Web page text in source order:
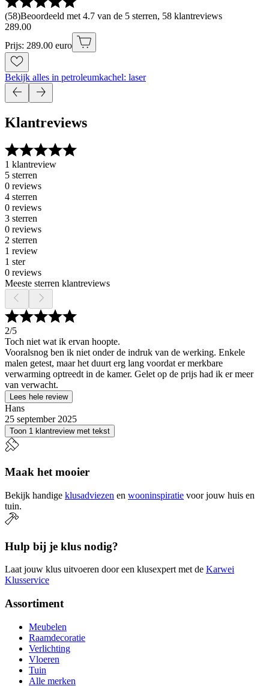
(58)Beoordeeld met 4.7 van de 5 sterren, 58 klantreviews
289.00
Prijs: 289.00 euro
Bekijk alles in petroleumkachel: laser
Klantreviews
1 klantreview
5 sterren
0 reviews
4 sterren
0 reviews
3 sterren
0 reviews
2 sterren
1 review
1 ster
0 reviews
Meeste sterren klantreviews
2/5
Toch niet wat ik ervan hoopte.
Vooralsnog ben ik niet onder de indruk van de werking. Enkele
malen getest, maar het duurt erg lang voordat er merkbare
verwarming optreedt in de kamer. Gelet op de prijs had ik er meer
van verwacht.
Lees hele review
Hans
25 september 2025
Toon 1 klantreview met tekst
Maak het mooier
Bekijk handige klusadviezen en wooninspiratie voor jouw huis en
tuin.
Hulp bij je klus nodig?
Laat jouw klus uitvoeren door een klusexpert met de Karwei
Klusservice
Assortiment
Meubelen
Raamdecoratie
Verlichting
Vloeren
Tuin
Alle merken